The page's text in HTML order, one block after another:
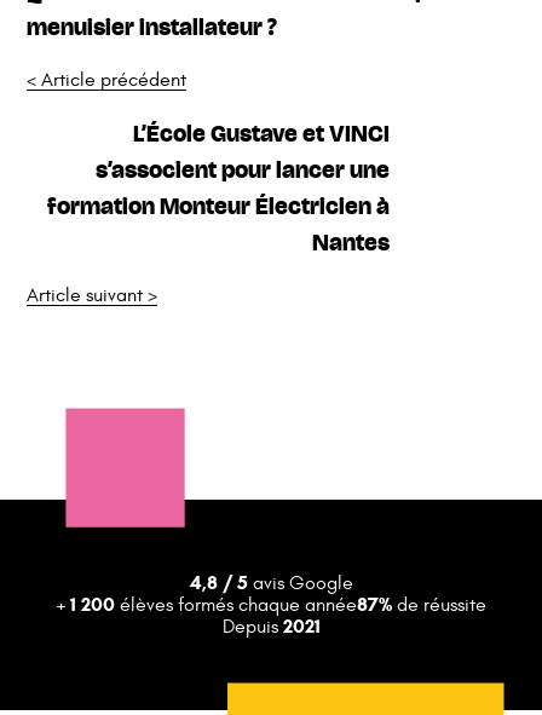
menuisier installateur ?
< Article précédent
L’École Gustave et VINCI
s’associent pour lancer une
formation Monteur Électricien à
Nantes
Article suivant >
4,8 / 5avis Google
+ 1 200élèves formés chaque année87%de réussite
Depuis2021